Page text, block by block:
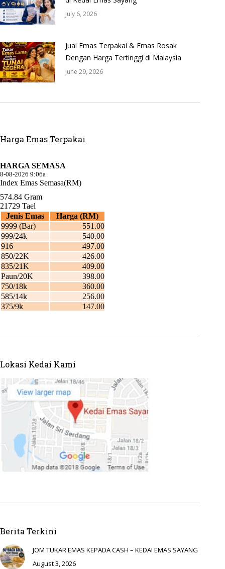
July 6, 2026
Jual Emas Terpakai & Emas Rosak
Dengan Harga Tertinggi di Malaysia
June 29, 2026
Harga Emas Terpakai
Lokasi Kedai Kami
Berita Terkini
JOM TUKAR EMAS KEPADA CASH – KEDAI EMAS SAYANG
August 3, 2026